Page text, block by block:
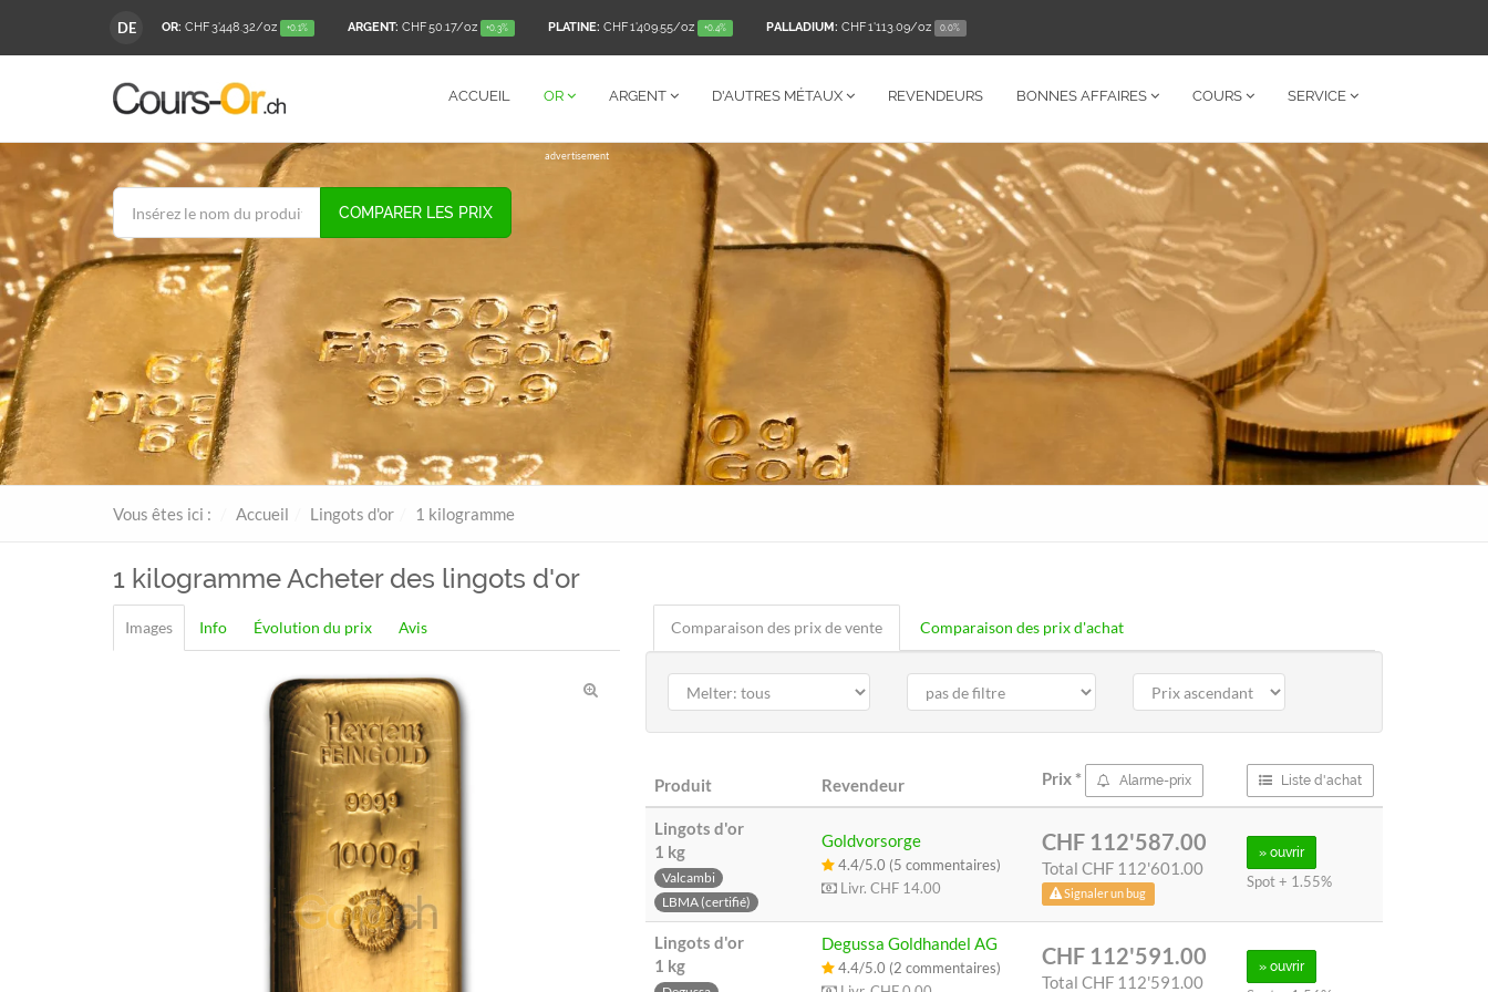
DE OR: CHF 3'448.32/oz +0.1% ARGENT: CHF 50.17/oz +0.3% PLATINE: CHF 1'409.55/oz +0.4% PALLADIUM: CHF 1'113.09/oz 0.0%
ACCUEIL OR ARGENT D'AUTRES MÉTAUX REVENDEURS BONNES AFFAIRES COURS SERVICE
COMPARER LES PRIX
advertisement
Vous êtes ici : Accueil Lingots d'or 1 kilogramme
1 kilogrammeAcheter des lingots d'or
Images Info Évolution du prix Avis Comparaison des prix de vente Comparaison des prix d'achat
Produit Revendeur Prix* Alarme-prix Liste d'achat
Lingots d'or
1 kg
Valcambi
LBMA (certifié)
Goldvorsorge
4.4/5.0 (5 commentaires)
Livr. CHF 14.00
CHF 112'587.00
Total CHF 112'601.00
Signaler un bug
» ouvrir
Spot + 1.55%
Lingots d'or
1 kg
Degussa Goldhandel AG
4.4/5.0 (2 commentaires)
CHF 112'591.00
Total CHF 112'591.00
» ouvrir